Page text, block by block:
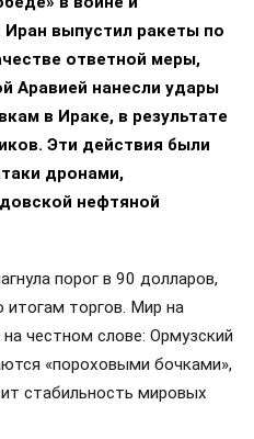
Иран выпустил ракеты по
ответной меры,
Аравией нанесли удары
в Ираке, в результате
Эти действия были
дронами,
нефтяной
порог в 90 долларов,
итогам торгов. Мир на
честном слове: Ормузский
«пороховыми бочками»,
стабильность мировых